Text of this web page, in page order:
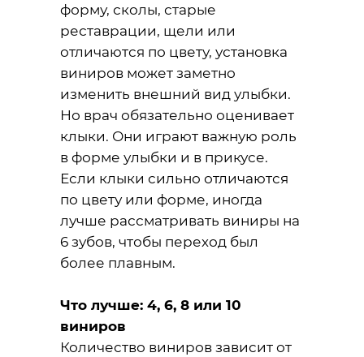
форму, сколы, старые
реставрации, щели или
отличаются по цвету, установка
виниров может заметно
изменить внешний вид улыбки.
Но врач обязательно оценивает
клыки. Они играют важную роль
в форме улыбки и в прикусе.
Если клыки сильно отличаются
по цвету или форме, иногда
лучше рассматривать виниры на
6 зубов, чтобы переход был
более плавным.
Что лучше: 4, 6, 8 или 10
виниров
Количество виниров зависит от